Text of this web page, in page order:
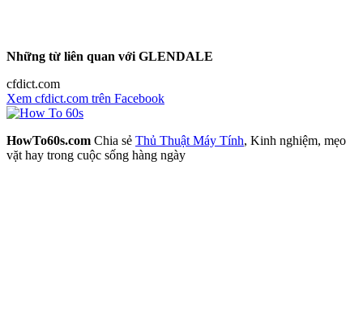
Những từ liên quan với GLENDALE
cfdict.com
Xem cfdict.com trên Facebook
HowTo60s.com Chia sẻ Thủ Thuật Máy Tính, Kinh nghiệm, mẹo
vặt hay trong cuộc sống hàng ngày